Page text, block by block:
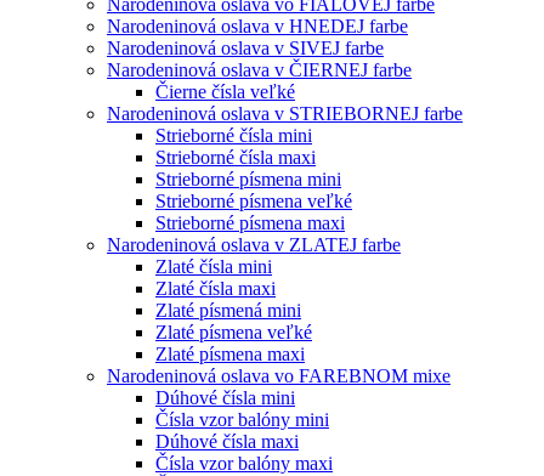
Narodeninová oslava vo FIALOVEJ farbe
Narodeninová oslava v HNEDEJ farbe
Narodeninová oslava v SIVEJ farbe
Narodeninová oslava v ČIERNEJ farbe
Čierne čísla veľké
Narodeninová oslava v STRIEBORNEJ farbe
Strieborné čísla mini
Strieborné čísla maxi
Strieborné písmena mini
Strieborné písmena veľké
Strieborné písmena maxi
Narodeninová oslava v ZLATEJ farbe
Zlaté čísla mini
Zlaté čísla maxi
Zlaté písmená mini
Zlaté písmena veľké
Zlaté písmena maxi
Narodeninová oslava vo FAREBNOM mixe
Dúhové čísla mini
Čísla vzor balóny mini
Dúhové čísla maxi
Čísla vzor balóny maxi